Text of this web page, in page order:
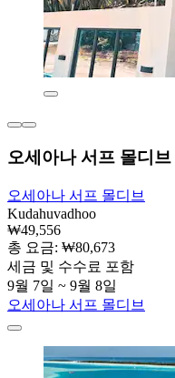
오세아나 서프 몰디브
오세아나 서프 몰디브
Kudahuvadhoo
₩49,556
총 요금: ₩80,673
세금 및 수수료 포함
9월 7일 ~ 9월 8일
오세아나 서프 몰디브